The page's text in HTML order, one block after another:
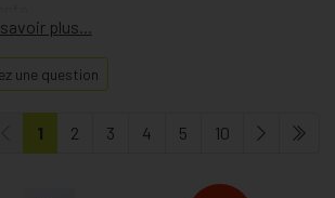
une question
1 2 3 4 5 10